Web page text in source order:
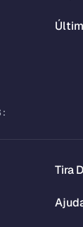
Tira